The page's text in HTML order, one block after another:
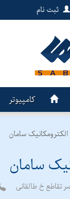
ثبت نام
کامپیوتر
الکترومکانیک سامان
سامان
تقاطع خ طالقانی